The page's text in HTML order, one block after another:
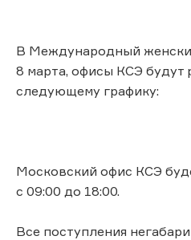
В Международный
8 марта, офисы КСЭ будут
следующему графику:
Московский офис КСЭ
с 09:00 до 18:00.
Все поступления